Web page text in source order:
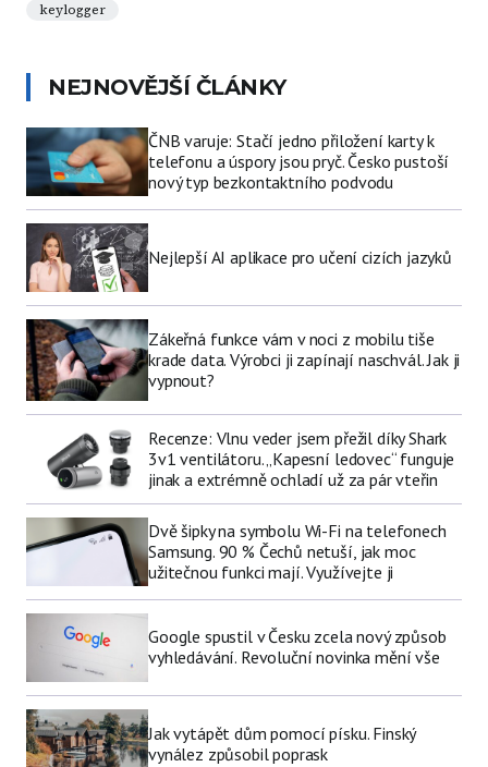
keylogger
NEJNOVĚJŠÍ ČLÁNKY
ČNB varuje: Stačí jedno přiložení karty k
telefonu a úspory jsou pryč. Česko pustoší
nový typ bezkontaktního podvodu
Nejlepší AI aplikace pro učení cizích jazyků
Zákeřná funkce vám v noci z mobilu tiše
krade data. Výrobci ji zapínají naschvál. Jak ji
vypnout?
Recenze: Vlnu veder jsem přežil díky Shark
3v1 ventilátoru. „Kapesní ledovec“ funguje
jinak a extrémně ochladí už za pár vteřin
Dvě šipky na symbolu Wi-Fi na telefonech
Samsung. 90 % Čechů netuší, jak moc
užitečnou funkci mají. Využívejte ji
Google spustil v Česku zcela nový způsob
vyhledávání. Revoluční novinka mění vše
Jak vytápět dům pomocí písku. Finský
vynález způsobil poprask